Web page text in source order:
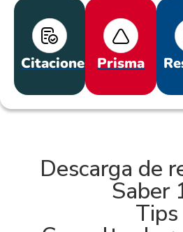
Citaciones Prisma
Descarga de
Saber
Tips